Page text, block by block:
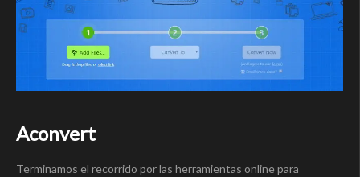
Aconvert
Terminamos el recorrido por las herramientas online para